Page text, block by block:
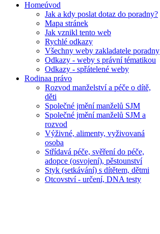
Homeúvod
Jak a kdy poslat dotaz do poradny?
Mapa stránek
Jak vznikl tento web
Rychlé odkazy
Všechny weby zakladatele poradny
Odkazy - weby s právní tématikou
Odkazy - spřátelené weby
Rodinaa právo
Rozvod manželství a péče o dítě,
děti
Společné jmění manželů SJM
Společné jmění manželů SJM a
rozvod
Výživné, alimenty, vyživovaná
osoba
Střídavá péče, svěření do péče,
adopce (osvojení), pěstounství
Styk (setkávání) s dítětem, dětmi
Otcovství - určení, DNA testy